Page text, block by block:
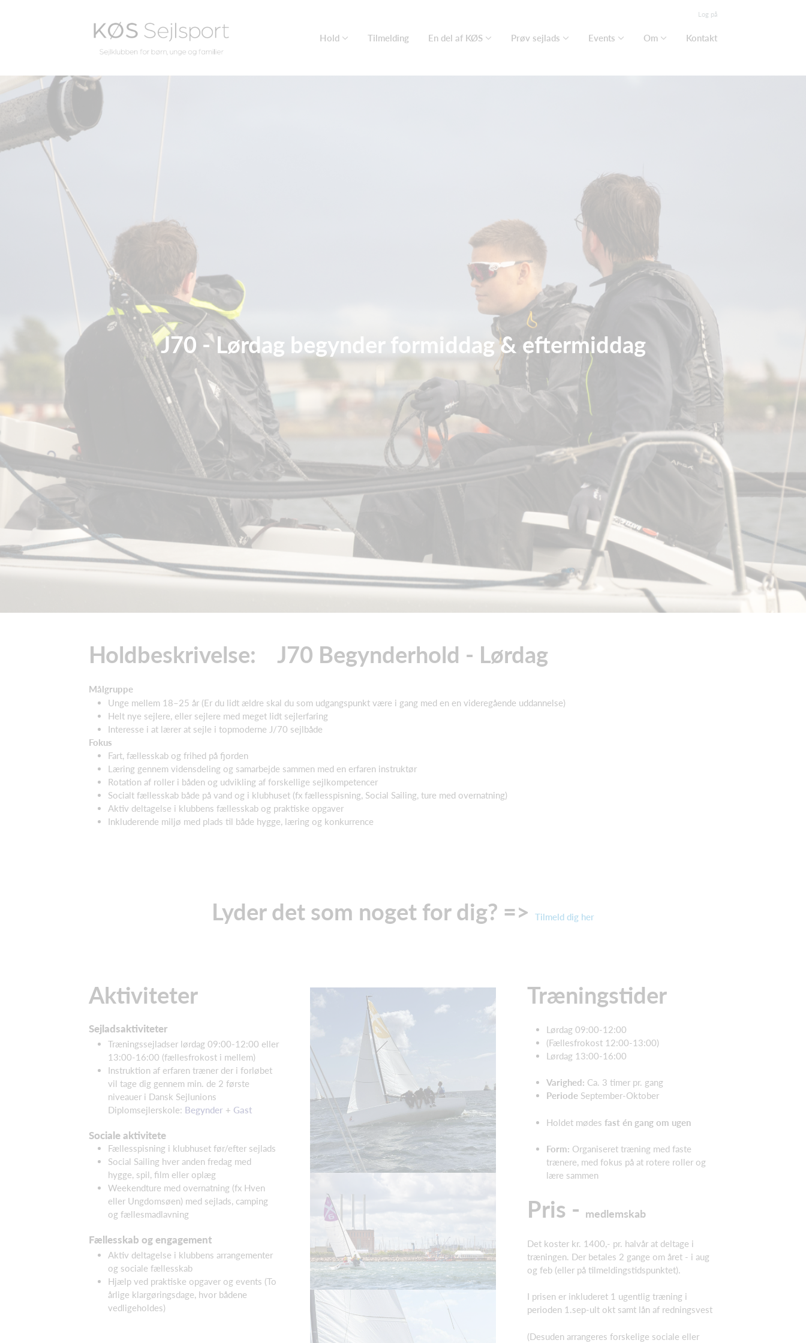
Log på
Hold Tilmelding En del af KØS Prøv sejlads Events Om Kontakt
J70 - Lørdag begynder formiddag & eftermiddag
Holdbeskrivelse: J70 Begynderhold - Lørdag
Målgruppe
Unge mellem 18–25 år (Er du lidt ældre skal du som udgangspunkt være i gang med en en videregående uddannelse)
Helt nye sejlere, eller sejlere med meget lidt sejlerfaring
Interesse i at lærer at sejle i topmoderne J/70 sejlbåde
Fokus
Fart, fællesskab og frihed på fjorden
Læring gennem vidensdeling og samarbejde sammen med en erfaren instruktør
Rotation af roller i båden og udvikling af forskellige sejlkompetencer
Socialt fællesskab både på vand og i klubhuset (fx fællesspisning, Social Sailing, ture med overnatning)
Aktiv deltagelse i klubbens fællesskab og praktiske opgaver
Inkluderende miljø med plads til både hygge, læring og konkurrence
Lyder det som noget for dig? => Tilmeld dig her
Aktiviteter
Sejladsaktiviteter
Træningssejladser lørdag 09:00-12:00 eller
13:00-16:00 (fællesfrokost i mellem)
Instruktion af erfaren træner der i forløbet
vil tage dig gennem min. de 2 første
niveauer i Dansk Sejlunions
Diplomsejlerskole: Begynder + Gast
Sociale aktivitete
Fællesspisning i klubhuset før/efter sejlads
Social Sailing hver anden fredag med
hygge, spil, film eller oplæg
Weekendture med overnatning (fx Hven
eller Ungdomsøen) med sejlads, camping
og fællesmadlavning
Fællesskab og engagement
Aktiv deltagelse i klubbens arrangementer
og sociale fællesskab
Hjælp ved praktiske opgaver og events (To
årlige klargøringsdage, hvor bådene
vedligeholdes)
Træningstider
Lørdag 09:00-12:00
(Fællesfrokost 12:00-13:00)
Lørdag 13:00-16:00
Varighed: Ca. 3 timer pr. gang
PeriodeSeptember-Oktober
Holdet mødes fast én gang om ugen
Form: Organiseret træning med faste
trænere, med fokus på at rotere roller og
lære sammen
Pris - medlemskab
Det koster kr. 1400,- pr. halvår at deltage i
træningen. Der betales 2 gange om året - i aug
og feb (eller på tilmeldingstidspunktet).
I prisen er inkluderet 1 ugentlig træning i
perioden 1.sep-ult okt samt lån af redningsvest
(Desuden arrangeres forskelige sociale eller